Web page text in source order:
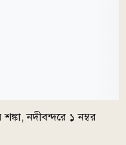
নদীবন্দরে ১ নম্বর